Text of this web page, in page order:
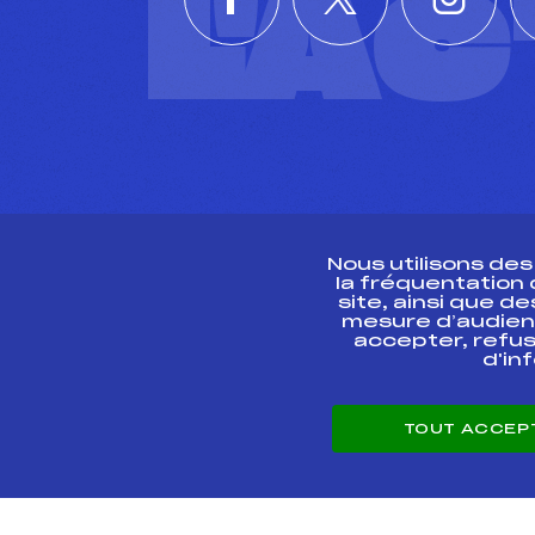
ESPACE PRESSE
Nous utilisons
la fréquentation
site, ainsi que
mesure
accepter,
TOUT